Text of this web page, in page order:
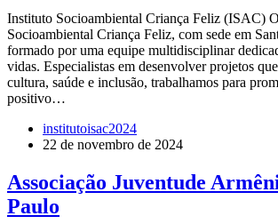
Instituto Socioambiental Criança Feliz (ISAC)
Socioambiental Criança Feliz, com sede em
formado por uma equipe multidisciplinar
vidas. Especialistas em desenvolver projetos
cultura, saúde e inclusão, trabalhamos para
positivo…
institutoisac2024
22 de novembro de 2024
Associação Juventude
Paulo